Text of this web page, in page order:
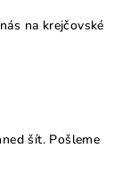
na krejčovské
šít. Pošleme